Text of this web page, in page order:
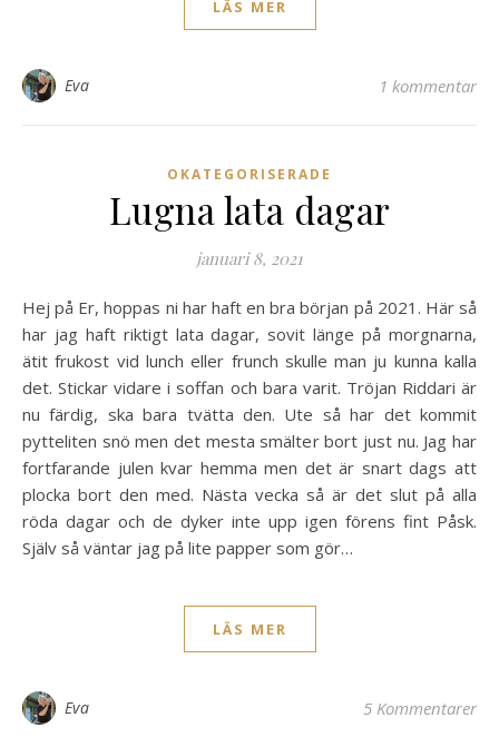
LÄS MER
Eva 1 kommentar
OKATEGORISERADE
Lugna lata dagar
januari 8, 2021
Hej på Er, hoppas ni har haft en bra början på 2021. Här så
har jag haft riktigt lata dagar, sovit länge på morgnarna,
ätit frukost vid lunch eller frunch skulle man ju kunna kalla
det. Stickar vidare i soffan och bara varit. Tröjan Riddari är
nu färdig, ska bara tvätta den. Ute så har det kommit
pytteliten snö men det mesta smälter bort just nu. Jag har
fortfarande julen kvar hemma men det är snart dags att
plocka bort den med. Nästa vecka så är det slut på alla
röda dagar och de dyker inte upp igen förens fint Påsk.
Själv så väntar jag på lite papper som gör…
LÄS MER
Eva 5 Kommentarer